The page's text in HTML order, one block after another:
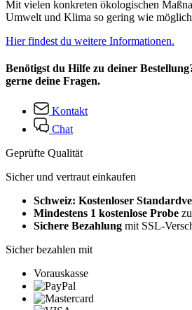
Mit vielen konkreten ökologischen
Umwelt und Klima so gering wie möglich
Hier findest du weitere Informationen.
Benötigst du Hilfe zu deiner
gerne deine Fragen.
Kontakt
Chat
Geprüfte Qualität
Sicher und vertraut einkaufen
Schweiz: Kostenloser
Mindestens 1 kostenlose Probe
Sichere Bezahlung mit SSL-
Sicher bezahlen mit
Vorauskasse